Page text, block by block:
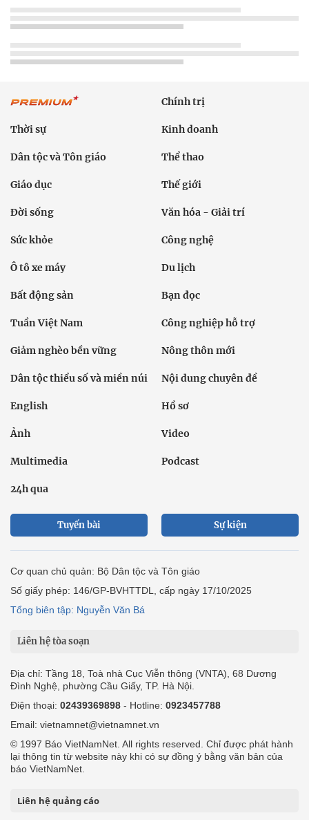
Chính trị
Thời sự Kinh doanh
Dân tộc và Tôn giáo Thể thao
Giáo dục Thế giới
Đời sống Văn hóa - Giải trí
Sức khỏe Công nghệ
Ô tô xe máy Du lịch
Bất động sản Bạn đọc
Tuần Việt Nam Công nghiệp hỗ trợ
Giảm nghèo bền vững Nông thôn mới
Dân tộc thiểu số và miền núi Nội dung chuyên đề
English Hồ sơ
Ảnh Video
Multimedia Podcast
24h qua
Tuyến bài Sự kiện
Cơ quan chủ quản: Bộ Dân tộc và Tôn giáo
Số giấy phép: 146/GP-BVHTTDL, cấp ngày 17/10/2025
Tổng biên tập: Nguyễn Văn Bá
Liên hệ tòa soạn
Địa chỉ: Tầng 18, Toà nhà Cục Viễn thông (VNTA), 68 Dương
Đình Nghệ, phường Cầu Giấy, TP. Hà Nội.
Điện thoại: 02439369898 - Hotline: 0923457788
Email: vietnamnet@vietnamnet.vn
© 1997 Báo VietNamNet. All rights reserved. Chỉ được phát hành
lại thông tin từ website này khi có sự đồng ý bằng văn bản của
báo VietNamNet.
Liên hệ quảng cáo